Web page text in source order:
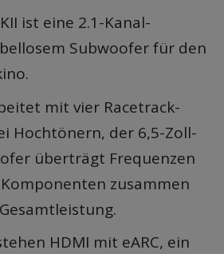
ist eine 2.1-Kanal-
Subwoofer für den
mit vier Racetrack-
Hochtönern, der 6,5-Zoll-
überträgt Frequenzen
zusammen
HDMI mit eARC, ein